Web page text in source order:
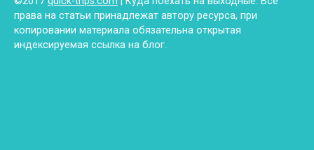
права на статьи принадлежат автору ресурса, при
копировании материала обязательна открытая
индексируемая ссылка на блог.